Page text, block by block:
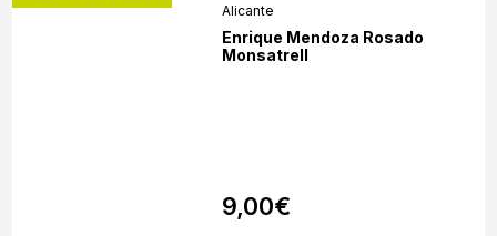
Alicante
Enrique Mendoza Rosado
Monsatrell
9,00€